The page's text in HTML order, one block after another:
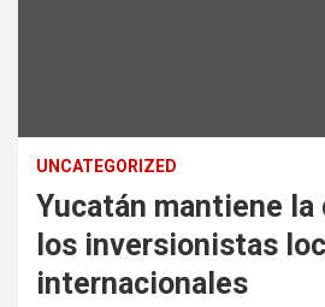
UNCATEGORIZED
Yucatán mantiene la
los inversionistas
internacionales